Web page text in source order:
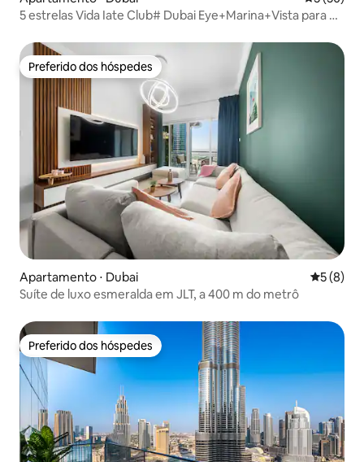
5 estrelas Vida Iate Club# Dubai Eye+Marina+Vista para o
Preferido dos hóspedes
Preferido dos hóspedes
Apartamento ⋅ Dubai 5 de
5 (8)
Suíte de luxo esmeralda em JLT, a 400 m do metrô
Preferido dos hóspedes
Preferido dos hóspedes